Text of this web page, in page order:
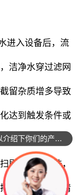
进入设备后，流
洁净水穿过滤网
留杂质增多导致
达到触发条件或
通过内部清洗机
刷或反向冲洗，
出杂质，整个清
可以介绍下你们的产品么